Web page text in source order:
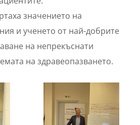
значението на
и ученето от най-добрите
на непрекъснати
на здравеопазването.